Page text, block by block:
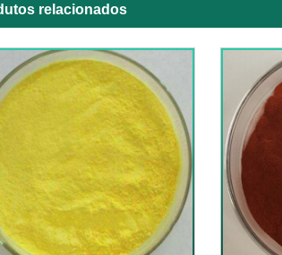
relacionados